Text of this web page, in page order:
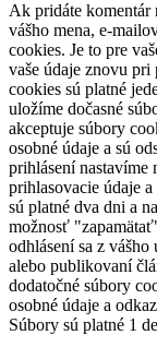
Ak pridáte komentár
vášho mena, e-
cookies. Je to pre
vaše údaje znovu
cookies sú platné
uložíme dočasné
akceptuje súbory
osobné údaje a sú
prihlásení
prihlasovacie údaje
sú platné dva dni a
možnosť
odhlásení sa z vášho
alebo publikovaní
dodatočné súbory
osobné údaje a
Súbory sú platné 1